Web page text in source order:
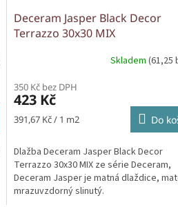
Deceram Jasper Black Decor
Terrazzo 30x30 MIX
Skladem (61,25
350 Kč bez DPH
423 Kč
Měrná
391,67 Kč / 1 m2 Do
Dlažba Deceram Jasper Black Decor
Terrazzo 30x30 MIX ze série Deceram,
Deceram Jasper je matná dlaždice,
mrazuvzdorný slinutý.